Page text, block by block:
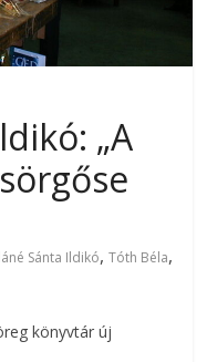
„A
Sánta Ildikó,Tóth Béla,
könyvtár új